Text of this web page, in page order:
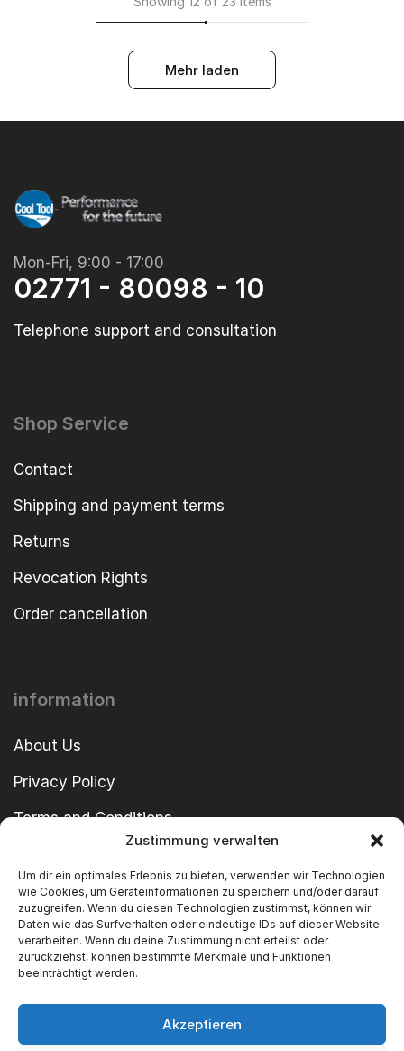
Zustimmung verwalten
Um dir ein optimales Erlebnis zu bieten, verwenden wir Technologien
wie Cookies, um Geräteinformationen zu speichern und/oder darauf
zuzugreifen. Wenn du diesen Technologien zustimmst, können wir
Daten wie das Surfverhalten oder eindeutige IDs auf dieser Website
verarbeiten. Wenn du deine Zustimmung nicht erteilst oder
zurückziehst, können bestimmte Merkmale und Funktionen
beeinträchtigt werden.
Akzeptieren
Mehr laden
Mon-Fri, 9:00 - 17:00
02771 - 80098 - 10
Telephone support and consultation
Shop Service
Contact
Shipping and payment terms
Returns
Revocation Rights
Order cancellation
information
About Us
Privacy Policy
Terms and Conditions
Copyright © 2024 SWT GmbH